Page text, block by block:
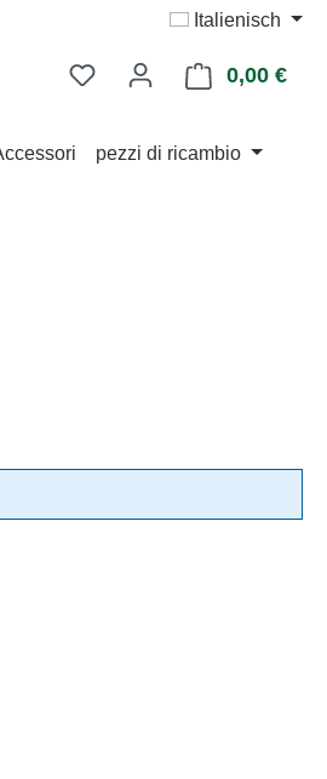
Italienisch
0,00 €Il
pezzi di ricambio